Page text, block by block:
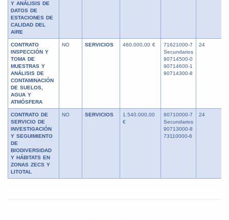
Y ANÁLISIS DE
DATOS DE
ESTACIONES DE
CALIDAD DEL
AIRE
CONTRATO
INSPECCIÓN Y
TOMA DE
MUESTRAS Y
ANÁLISIS DE
CONTAMINACIÓN
DE SUELOS,
AGUA Y
ATMÓSFERA
NO SERVICIOS 460.000,00 €
71621000-7
Secundarios
90714500-0
90714600-1
90714300-8
24
CONTRATO DE
SERVICIO DE
INVESTIGACIÓN
Y SEGUIMIENTO
DE
BIODIVERSIDAD
Y HÁBITATS EN
ZONAS ZECS Y
LITOTAL
NO SERVICIOS
1.540.000,00
€
90710000-7
Secundarios
90713000-8
73110000-6
24